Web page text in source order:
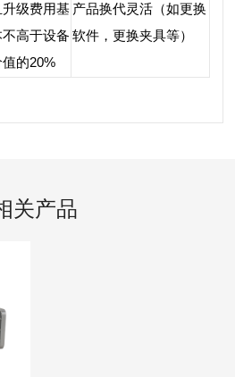
升级费用基
不高于设备
的20%
产品换代灵活（如更换
软件，更换夹具等）
关产品